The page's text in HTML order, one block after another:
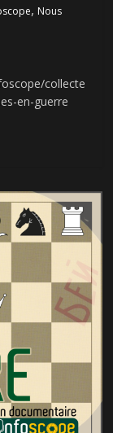
, Nous
collecte
en-guerre